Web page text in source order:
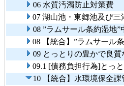
06 水質汚濁防止対策費
07 湖山池・東郷池及び
08 ”ラムサール条約湿
08 【統合】”ラムサール
09 とっとりの豊かで良
09.1 [債務負担行為]とっ
10 【統合】水環境保全